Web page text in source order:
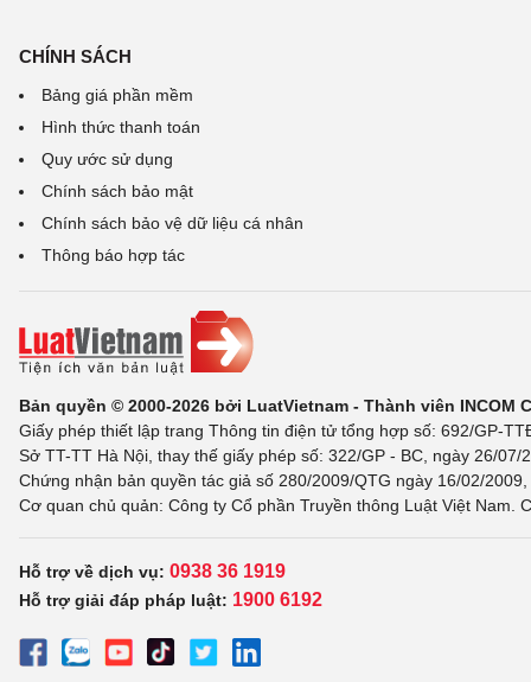
CHÍNH SÁCH
Bảng giá phần mềm
Hình thức thanh toán
Quy ước sử dụng
Chính sách bảo mật
Chính sách bảo vệ dữ liệu cá nhân
Thông báo hợp tác
Bản quyền © 2000-2026 bởi LuatVietnam - Thành viên INCOM
Giấy phép thiết lập trang Thông tin điện tử tổng hợp số: 692/GP-
Sở TT-TT Hà Nội, thay thế giấy phép số: 322/GP - BC, ngày 26/
Chứng nhận bản quyền tác giả số 280/2009/QTG ngày 16/02/
Cơ quan chủ quản: Công ty Cổ phần Truyền thông Luật Việt Nam.
Hỗ trợ về dịch vụ: 0938 36 1919
Hỗ trợ giải đáp pháp luật: 1900 6192